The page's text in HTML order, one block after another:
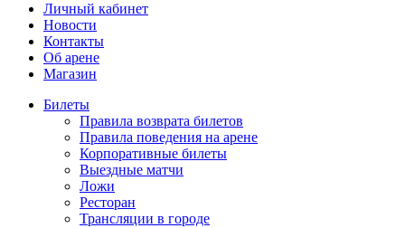
Личный кабинет
Новости
Контакты
Об арене
Магазин
Билеты
Правила возврата билетов
Правила поведения на арене
Корпоративные билеты
Выездные матчи
Ложи
Ресторан
Трансляции в городе